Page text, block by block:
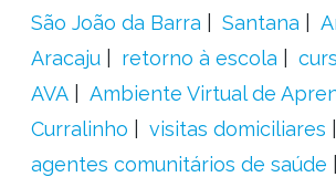
São João da Barra
Santana
Aracaju
retorno à escola
AVA
Ambiente Virtual de
Curralinho
visitas domiciliares
agentes comunitários de saúde